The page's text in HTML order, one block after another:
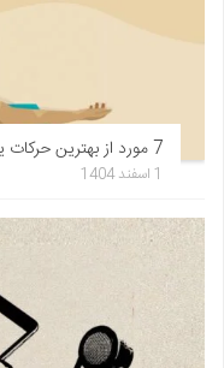
7 مورد از بهترین حرکات یوگا برای تسکین استرس
1 اسفند 1404